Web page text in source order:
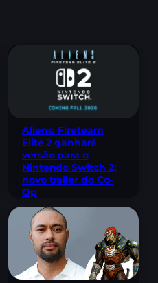
Aliens: Fireteam
Elite 2 ganhará
versão para o
Nintendo Switch 2;
novo trailer do Co-
Op